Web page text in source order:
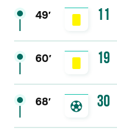
49′ 11
60′ 19
68′ 30